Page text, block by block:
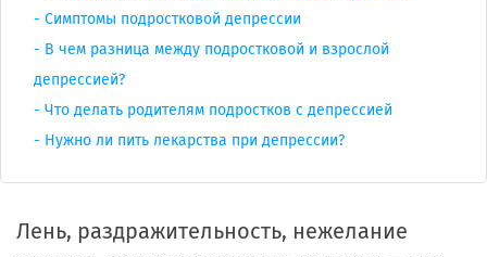
Симптомы подростковой депрессии
В чем разница между подростковой и взрослой
депрессией?
Что делать родителям подростков с депрессией
Нужно ли пить лекарства при депрессии?
Лень, раздражительность, нежелание